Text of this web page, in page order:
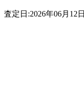
査定日:2026年06月12日